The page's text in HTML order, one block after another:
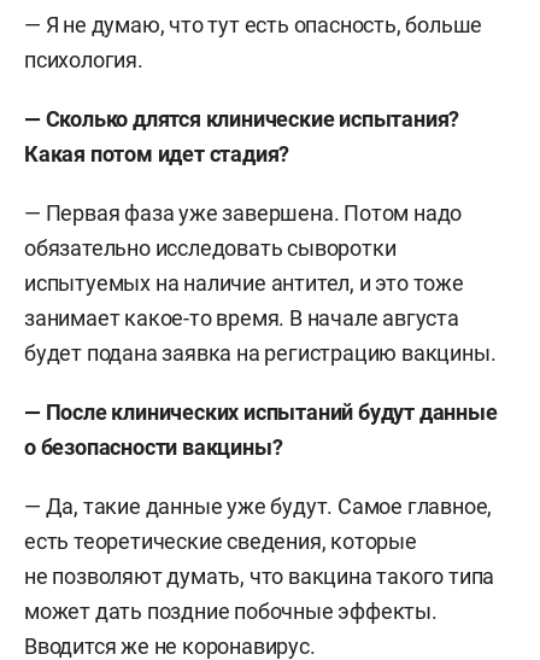
— Я не думаю, что тут есть опасность, больше
психология.
— Сколько длятся клинические испытания?
Какая потом идет стадия?
— Первая фаза уже завершена. Потом надо
обязательно исследовать сыворотки
испытуемых на наличие антител, и это тоже
занимает какое-то время. В начале августа
будет подана заявка на регистрацию вакцины.
— После клинических испытаний будут данные
о безопасности вакцины?
— Да, такие данные уже будут. Самое главное,
есть теоретические сведения, которые
не позволяют думать, что вакцина такого типа
может дать поздние побочные эффекты.
Вводится же не коронавирус.